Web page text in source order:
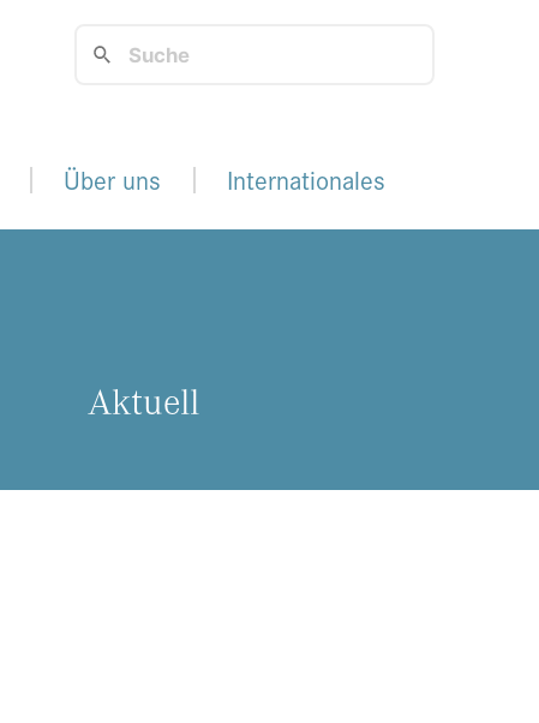
Über uns Internationales
Ak­tu­ell